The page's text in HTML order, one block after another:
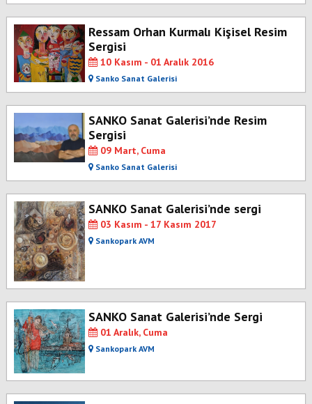
Ressam Orhan Kurmalı Kişisel Resim
Sergisi
10 Kasım - 01 Aralık 2016
Sanko Sanat Galerisi
SANKO Sanat Galerisi’nde Resim
Sergisi
09 Mart, Cuma
Sanko Sanat Galerisi
SANKO Sanat Galerisi’nde sergi
03 Kasım - 17 Kasım 2017
Sankopark AVM
SANKO Sanat Galerisi’nde Sergi
01 Aralık, Cuma
Sankopark AVM